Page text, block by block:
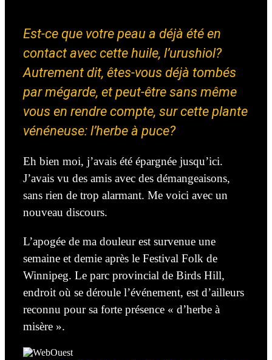
Est-ce que votre peau a déjà été en
contact avec cette huile, l’urushiol?
Autrement dit, êtes-vous déjà tombés
par mégarde, et peut-être sans même
vous en rendre compte, sur cette plante
vénéneuse: l’herbe à puce?
Eh bien moi, j’avais été épargnée jusqu’ici.
J’avais vu des amis avec des démangeaisons,
sans rien de trop alarmant. Me voici avec un
nouveau discours.
L’apogée de ma douleur est survenue une
semaine et demie après le Festival Folk de
Winnipeg. Le parc provincial de Birds Hill,
endroit où se déroule l’événement, est d’ailleurs
reconnu pour sa forte présence « d’herbe à
misère ».